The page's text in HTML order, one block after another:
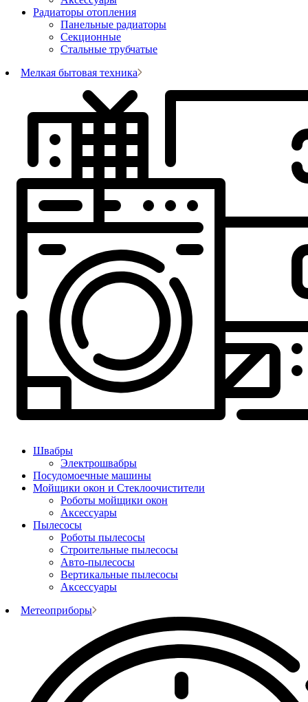
Радиаторы отопления
Панельные радиаторы
Секционные
Стальные трубчатые
Мелкая бытовая техника
Швабры
Электрошвабры
Посудомоечные машины
Мойщики окон и Стеклоочистители
Роботы мойщики окон
Аксессуары
Пылесосы
Роботы пылесосы
Строительные пылесосы
Авто-пылесосы
Вертикальные пылесосы
Аксессуары
Метеоприборы